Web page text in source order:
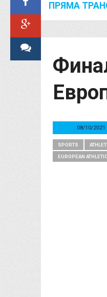
ПРЯМА
08/10/2021
SPORTS
EUROPEAN